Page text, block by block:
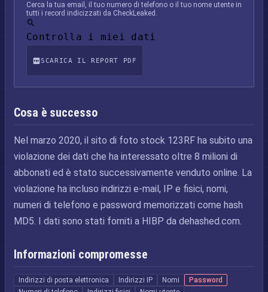
Cerca la tua email, il tuo numero di telefono o il tuo nome utente in
tutti i record indicizzati da CheckLeaked.
Controlla i miei dati
SCARICA IL REPORT PDF
Cosa è successo
Nel marzo 2020, il sito di foto stock 123RF ha subito una
violazione dei dati che ha interessato oltre 8 milioni di
abbonati ed è stato successivamente venduto online. La
violazione ha incluso indirizzi e-mail, IP e fisici, nomi,
numeri di telefono e password memorizzati come hash
MD5. I dati sono stati forniti a HIBP da dehashed.com.
Informazioni compromesse
Indirizzi di posta elettronica Indirizzi IP Nomi
Password